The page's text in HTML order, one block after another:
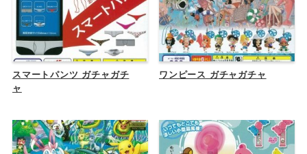
スマートパンツ ガチャガチ
ャ
ワンピース ガチャガチャ